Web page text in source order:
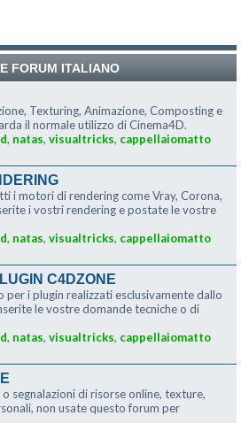
FORUM ITALIANO
Texturing, Animazione, Composting e
il normale utilizzo di Cinema4D.
, natas, visualtricks, cappellaiomatto
i motori di rendering come Vray, Corona,
i vostri rendering e postate le vostre
, natas, visualtricks, cappellaiomatto
C4DZONE
per i plugin realizzati esclusivamente dallo
le vostre domande tecniche o di
, natas, visualtricks, cappellaiomatto
segnalazioni di risorse online, texture,
non usate questo forum per